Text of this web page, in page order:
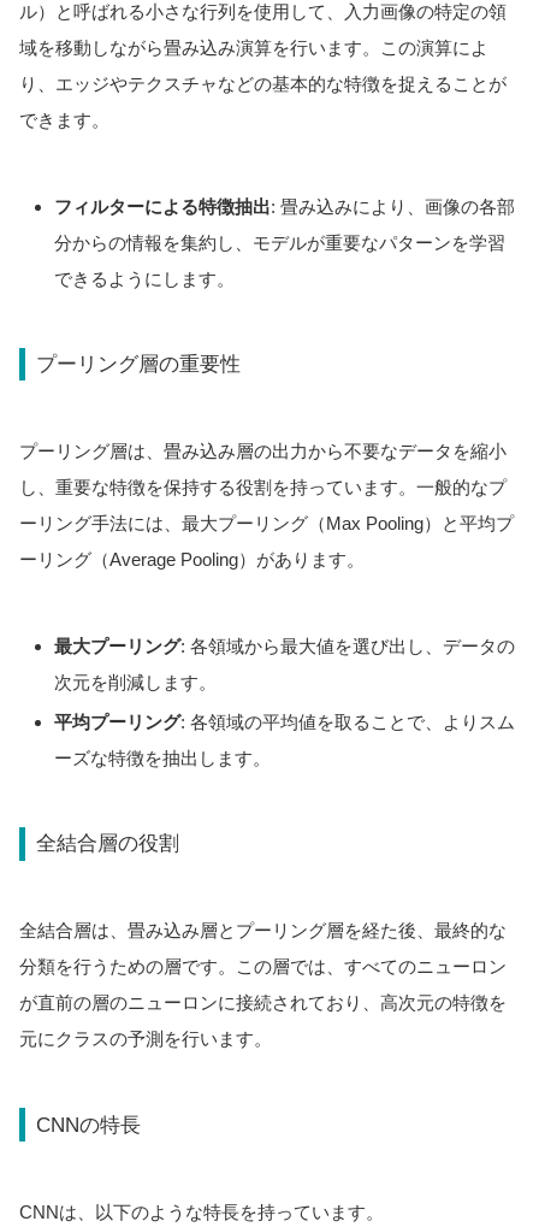
ル）と呼ばれる小さな行列を使用して、入力画像の特定の領
域を移動しながら畳み込み演算を行います。この演算によ
り、エッジやテクスチャなどの基本的な特徴を捉えることが
できます。
フィルターによる特徴抽出: 畳み込みにより、画像の各部
分からの情報を集約し、モデルが重要なパターンを学習
できるようにします。
プーリング層の重要性
プーリング層は、畳み込み層の出力から不要なデータを縮小
し、重要な特徴を保持する役割を持っています。一般的なプ
ーリング手法には、最大プーリング（Max Pooling）と平均プ
ーリング（Average Pooling）があります。
最大プーリング: 各領域から最大値を選び出し、データの
次元を削減します。
平均プーリング: 各領域の平均値を取ることで、よりスム
ーズな特徴を抽出します。
全結合層の役割
全結合層は、畳み込み層とプーリング層を経た後、最終的な
分類を行うための層です。この層では、すべてのニューロン
が直前の層のニューロンに接続されており、高次元の特徴を
元にクラスの予測を行います。
CNNの特長
CNNは、以下のような特長を持っています。